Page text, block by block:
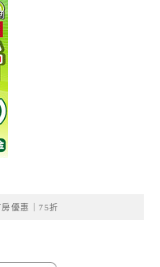
優惠｜75折